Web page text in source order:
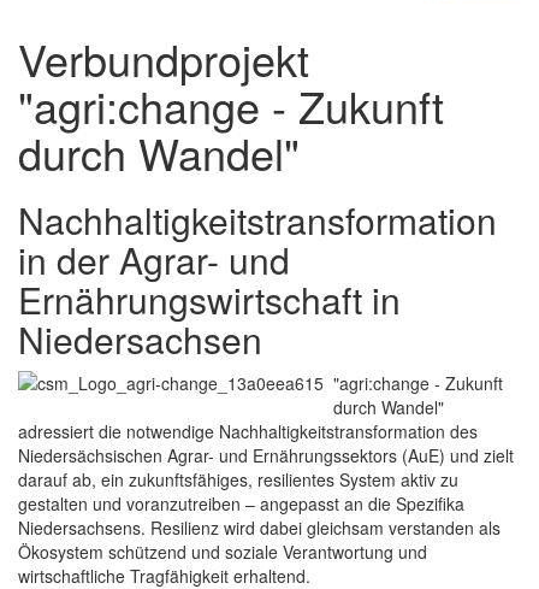
Verbundprojekt
"agri:change - Zukunft
durch Wandel"
Nachhaltigkeitstransformation
in der Agrar- und
Ernährungswirtschaft in
Niedersachsen
"agri:change - Zukunft
durch Wandel"
adressiert die notwendige Nachhaltigkeitstransformation des
Niedersächsischen Agrar- und Ernährungssektors (AuE) und zielt
darauf ab, ein zukunftsfähiges, resilientes System aktiv zu
gestalten und voranzutreiben – angepasst an die Spezifika
Niedersachsens. Resilienz wird dabei gleichsam verstanden als
Ökosystem schützend und soziale Verantwortung und
wirtschaftliche Tragfähigkeit erhaltend.